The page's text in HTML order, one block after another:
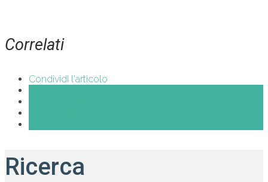
Correlati
Condividi l'articolo
Ricerca